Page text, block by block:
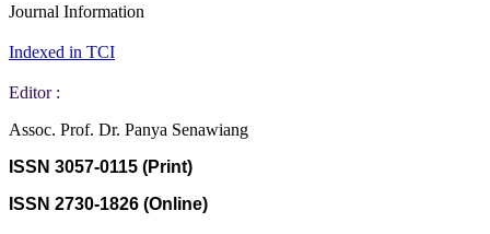
Journal Information
Indexed in TCI
Editor :
Assoc. Prof. Dr. Panya Senawiang
ISSN 3057-0115 (Print)
ISSN 2730-1826 (Online)